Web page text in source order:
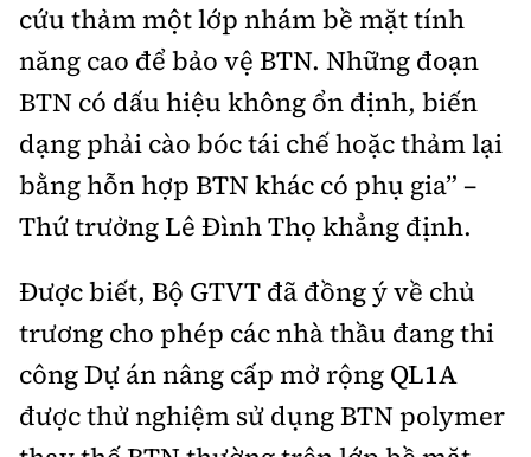
cứu thảm một lớp nhám bề mặt tính
năng cao để bảo vệ BTN. Những đoạn
BTN có dấu hiệu không ổn định, biến
dạng phải cào bóc tái chế hoặc thảm lại
bằng hỗn hợp BTN khác có phụ gia” –
Thứ trưởng Lê Đình Thọ khẳng định.
Được biết, Bộ GTVT đã đồng ý về chủ
trương cho phép các nhà thầu đang thi
công Dự án nâng cấp mở rộng QL1A
được thử nghiệm sử dụng BTN polymer